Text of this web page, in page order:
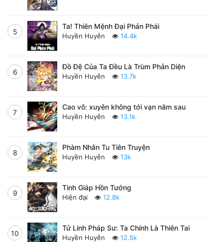
5
Ta! Thiên Mệnh Đại Phản Phái
Huyền Huyễn 14.4k
6
Đồ Đệ Của Ta Đều Là Trùm Phản Diện
Huyền Huyễn 13.7k
7
Cao võ: xuyên không tới vạn năm sau
Huyền Huyễn 13.1k
8
Phàm Nhân Tu Tiên Truyện
Huyền Huyễn 13k
9
Tinh Giáp Hồn Tướng
Hiện đại 12.8k
10
Tử Linh Pháp Sư: Ta Chính Là Thiên Tai
Huyền Huyễn 12.5k